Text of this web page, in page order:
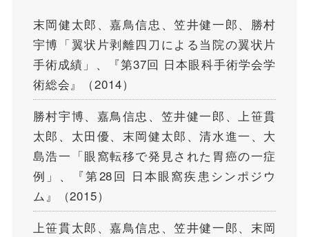
末岡健太郎、嘉鳥信忠、笠井健一郎、勝村
宇博「翼状片剥離四刀による当院の翼状片
手術成績」、『第37回 日本眼科手術学会学
術総会』（2014）
勝村宇博、嘉鳥信忠、笠井健一郎、上笹貫
太郎、太田優、末岡健太郎、清水進一、大
島浩一「眼窩転移で発見された胃癌の一症
例」、『第28回 日本眼窩疾患シンポジウ
ム』（2015）
上笹貫太郎、嘉鳥信忠、笠井健一郎、末岡